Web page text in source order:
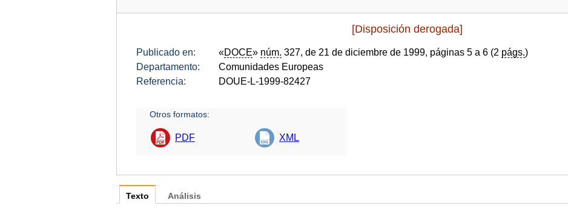
[Disposición derogada]
Publicado en: «DOCE» núm. 327, de 21 de diciembre de 1999, páginas 5 a 6 (2 págs.)
Departamento:
Comunidades Europeas
Referencia:
DOUE-L-1999-82427
Otros formatos:
PDF XML
Texto Análisis